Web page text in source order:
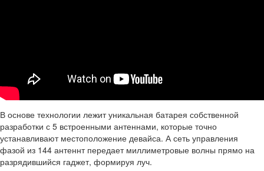
В основе технологии лежит уникальная батарея собственной
разработки с 5 встроенными антеннами, которые точно
устанавливают местоположение девайса. А сеть управления
фазой из 144 антеннт передает миллиметровые волны прямо на
разрядившийся гаджет, формируя луч.